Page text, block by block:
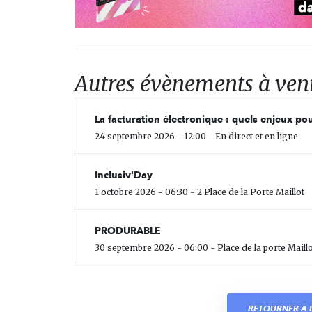
Autres évènements à
La facturation électronique : quels enjeux
24 septembre 2026 - 12:00 - En direct et en ligne
Inclusiv'Day
1 octobre 2026 - 06:30 - 2 Place de la Porte Maillot
PRODURABLE
30 septembre 2026 - 06:00 - Place de la porte
RETOURNER À